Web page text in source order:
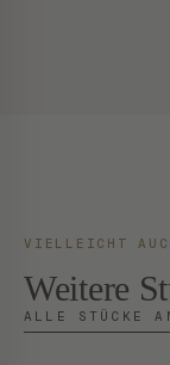
VIELLEICHT
Weitere
ALLE STÜCKE